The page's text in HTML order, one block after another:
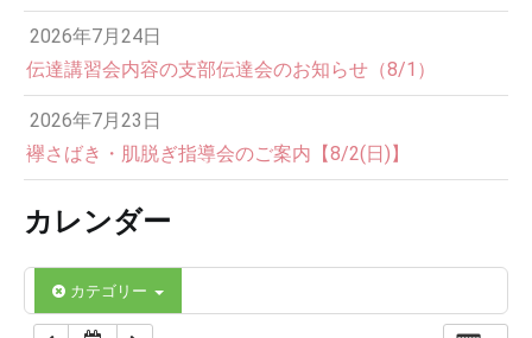
2026年7月24日
伝達講習会内容の支部伝達会のお知らせ（8/1）
2026年7月23日
襷さばき・肌脱ぎ指導会のご案内【8/2(日)】
カレンダー
カテゴリー
3:00 AM
4:00 AM
5:00 AM
6:00 AM